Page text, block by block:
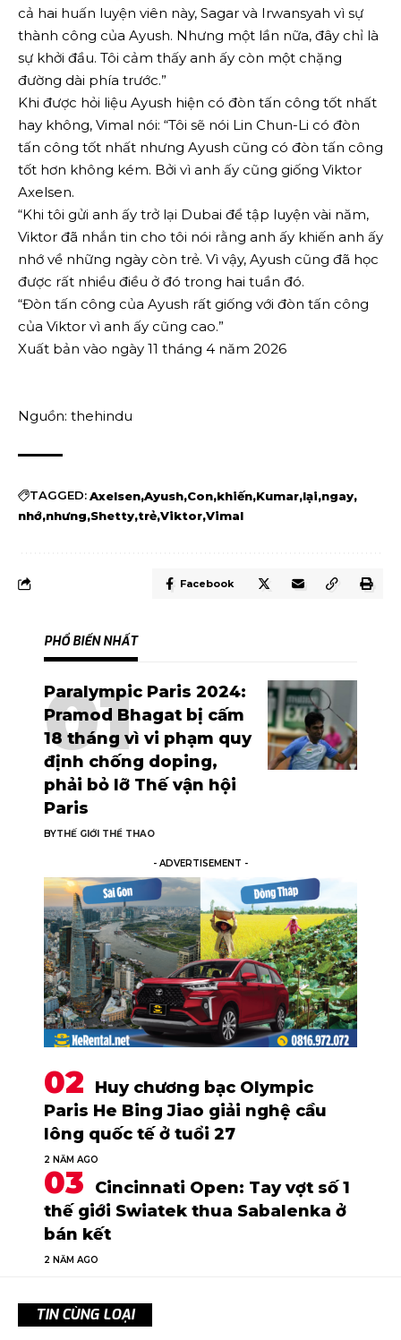
cả hai huấn luyện viên này, Sagar và Irwansyah vì sự
thành công của Ayush. Nhưng một lần nữa, đây chỉ là
sự khởi đầu. Tôi cảm thấy anh ấy còn một chặng
đường dài phía trước.”
Khi được hỏi liệu Ayush hiện có đòn tấn công tốt nhất
hay không, Vimal nói: “Tôi sẽ nói Lin Chun-Li có đòn
tấn công tốt nhất nhưng Ayush cũng có đòn tấn công
tốt hơn không kém. Bởi vì anh ấy cũng giống Viktor
Axelsen.
“Khi tôi gửi anh ấy trở lại Dubai để tập luyện vài năm,
Viktor đã nhắn tin cho tôi nói rằng anh ấy khiến anh ấy
nhớ về những ngày còn trẻ. Vì vậy, Ayush cũng đã học
được rất nhiều điều ở đó trong hai tuần đó.
“Đòn tấn công của Ayush rất giống với đòn tấn công
của Viktor vì anh ấy cũng cao.”
Xuất bản vào ngày 11 tháng 4 năm 2026
Nguồn: thehindu
TAGGED:Axelsen Ayush Con khiến Kumar lại ngay
nhớ nhưng Shetty trẻ Viktor Vimal
Facebook
PHỔ BIẾN NHẤT
Paralympic Paris 2024:
Pramod Bhagat bị cấm
18 tháng vì vi phạm quy
định chống doping,
phải bỏ lỡ Thế vận hội
Paris
BYTHẾ GIỚI THỂ THAO
- ADVERTISEMENT -
Huy chương bạc Olympic
Paris He Bing Jiao giải nghệ cầu
lông quốc tế ở tuổi 27
2 NĂM AGO
Cincinnati Open: Tay vợt số 1
thế giới Swiatek thua Sabalenka ở
bán kết
2 NĂM AGO
TIN CÙNG LOẠI